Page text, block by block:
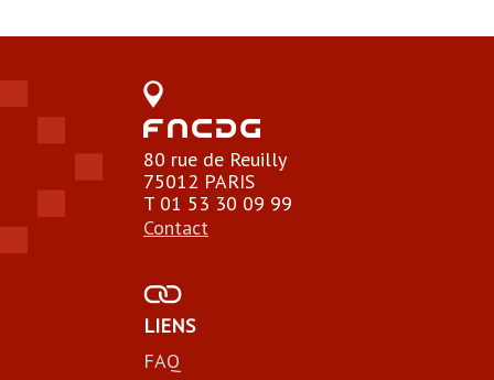
80 rue de Reuilly
75012 PARIS
T 01 53 30 09 99
Contact
LIENS
FAQ